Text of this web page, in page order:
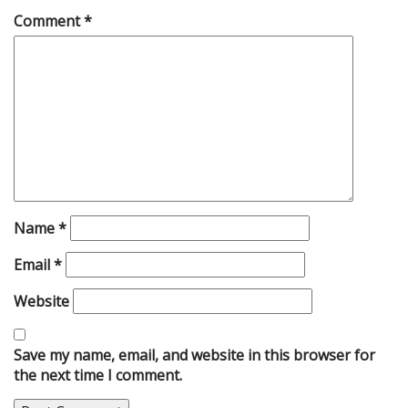
Comment*
Name*
Email*
Website
Save my name, email, and website in this browser for
the next time I comment.